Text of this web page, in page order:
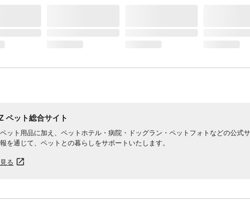
ペット総合サイト
ット用品に加え、ペットホテル・病院・ドッグラン・ペットフォトなどの公式
を通じて、ペットとの暮らしをサポートいたします。
る